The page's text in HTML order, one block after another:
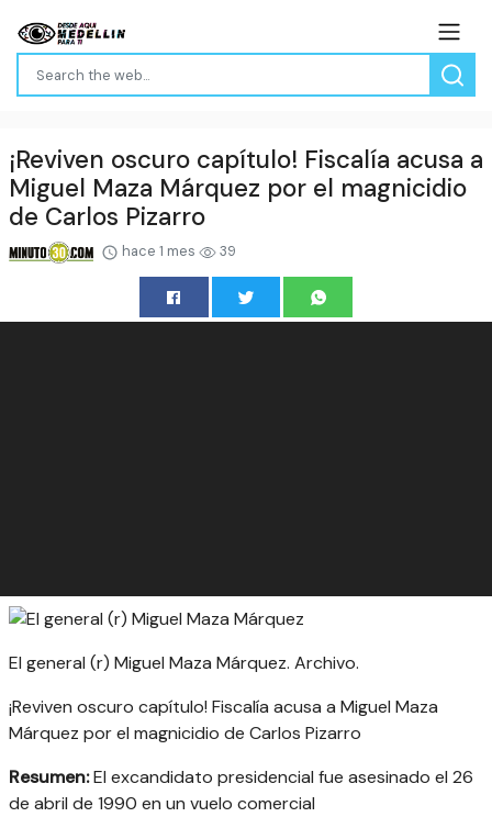
¡Reviven oscuro capítulo! Fiscalía acusa a
Miguel Maza Márquez por el magnicidio
de Carlos Pizarro
hace 1 mes 39
El general (r) Miguel Maza Márquez. Archivo.
¡Reviven oscuro capítulo! Fiscalía acusa a Miguel Maza
Márquez por el magnicidio de Carlos Pizarro
Resumen:El excandidato presidencial fue asesinado el 26
de abril de 1990 en un vuelo comercial